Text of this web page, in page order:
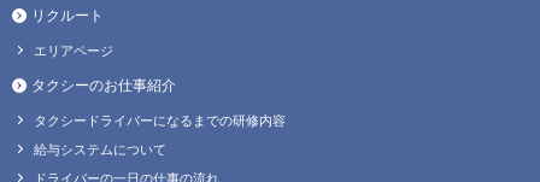
リクルート
エリアページ
タクシーのお仕事紹介
タクシードライバーになるまでの研修内容
給与システムについて
ドライバーの一日の仕事の流れ